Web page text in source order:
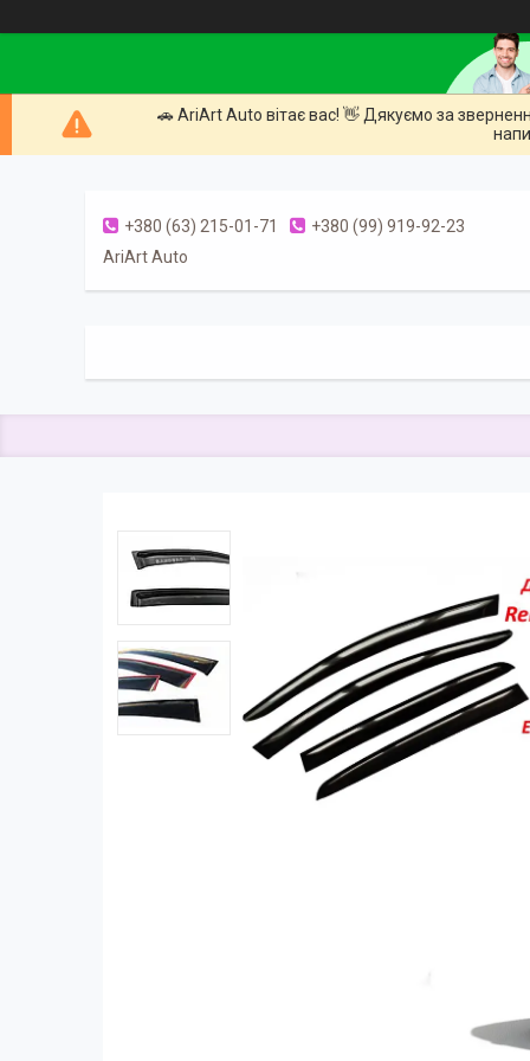
🚗 AriArt Auto вітає вас! 👋 Дякуємо за
+380 (63) 215-01-71
+380 (99) 919-92-23
AriArt Auto